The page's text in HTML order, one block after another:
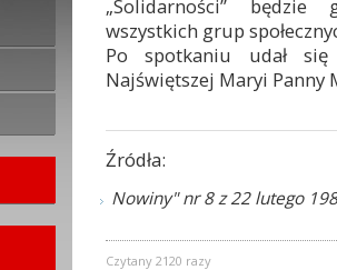
„Solidarności” będzie
wszystkich grup
Po spotkaniu udał się
Najświętszej Maryi Panny
Źródła:
Nowiny" nr 8 z 22 lutego
Czytany 2120 razy